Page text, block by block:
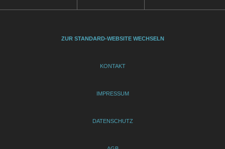
ZUR STANDARD-WEBSITE WECHSELN
KONTAKT
IMPRESSUM
DATENSCHUTZ